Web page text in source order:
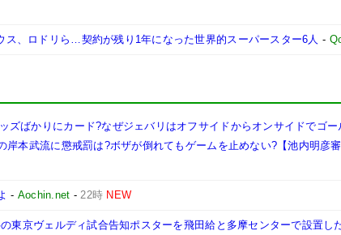
ス、ロドリら…契約が残り1年になった世界的スーパースター6人 -
ズばかりにカード?なぜジェバリはオフサイドからオンサイドでゴ
岸本武流に懲戒罰は?ボザが倒れてもゲームを止めない?【池内明彦審
- Aochin.net -22時 NEW
東京ヴェルディ試合告知ポスターを飛田給と多摩センターで設置し